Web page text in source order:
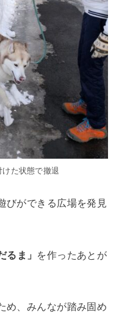
た状態で撤退
びができる広場を発見
るま」 を作ったあとが
め、みんなが踏み固め